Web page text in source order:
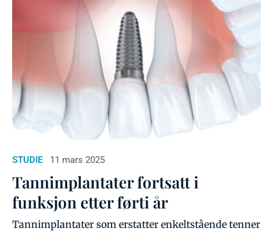
STUDIE 11 mars 2025
Tannimplantater fortsatt i
funksjon etter førti år
Tannimplantater som erstatter enkeltstående tenner